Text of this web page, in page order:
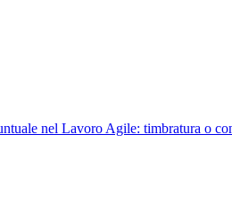
nel Lavoro Agile: timbratura o